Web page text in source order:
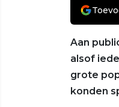
Aan
alsof
grote
konden